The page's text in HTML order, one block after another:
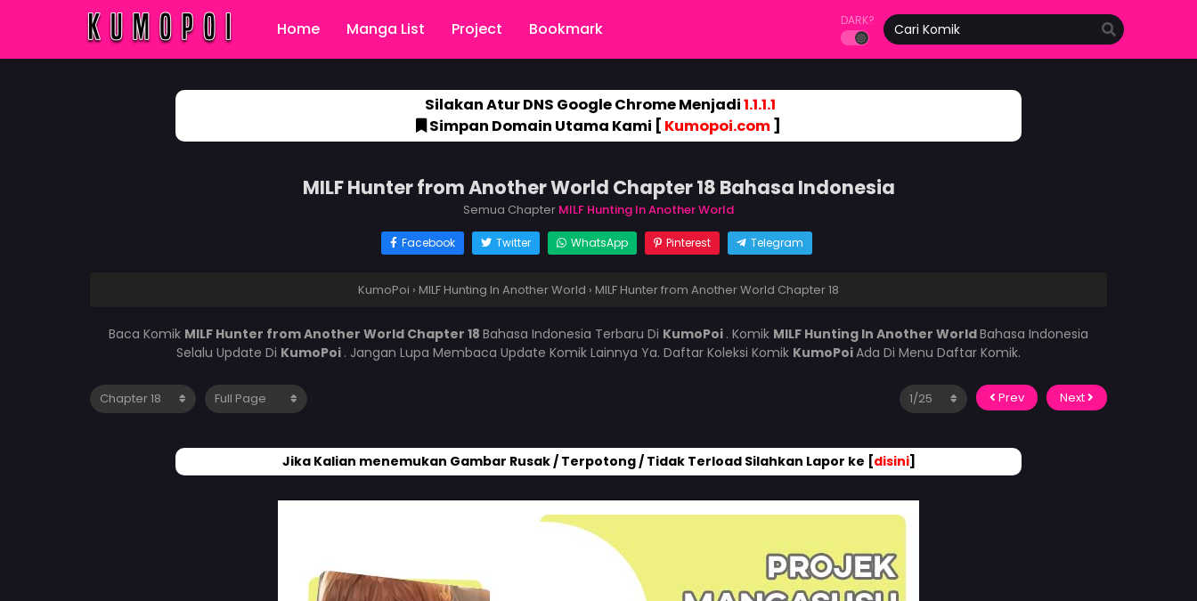
Home Manga List Project Bookmark DARK?
Silakan Atur DNS Google Chrome Menjadi1.1.1.1
Simpan Domain Utama Kami [ Kumopoi.com]
MILF Hunter from Another World Chapter 18 Bahasa Indonesia
Semua Chapter MILF Hunting In Another World
Facebook Twitter WhatsApp Pinterest Telegram
KumoPoi › MILF Hunting In Another World › MILF Hunter from Another World Chapter 18
Baca Komik MILF Hunter from Another World Chapter 18 Bahasa Indonesia Terbaru Di KumoPoi . Komik MILF Hunting In Another WorldBahasa Indonesia
Selalu Update Di KumoPoi . Jangan Lupa Membaca Update Komik Lainnya Ya. Daftar Koleksi Komik KumoPoiAda Di Menu Daftar Komik.
Prev Next
Jika Kalian menemukan Gambar Rusak / Terpotong / Tidak Terload Silahkan Lapor ke [disini]